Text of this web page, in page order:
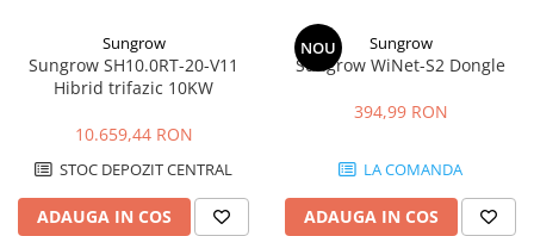
Sungrow
Sungrow SH10.0RT-20-V11
Hibrid trifazic 10KW
10.659,44 RON
STOC DEPOZIT CENTRAL
ADAUGA IN COS
NOU Sungrow
Sungrow WiNet-S2 Dongle
394,99 RON
LA COMANDA
ADAUGA IN COS